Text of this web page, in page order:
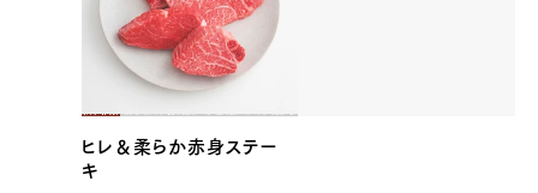
ヒレ＆柔らか赤身ステー
キ